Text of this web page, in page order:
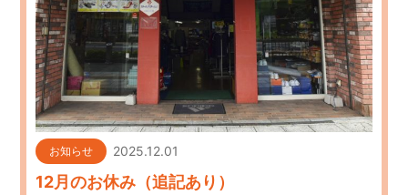
お知らせ 2025.12.01
12月のお休み（追記あり）